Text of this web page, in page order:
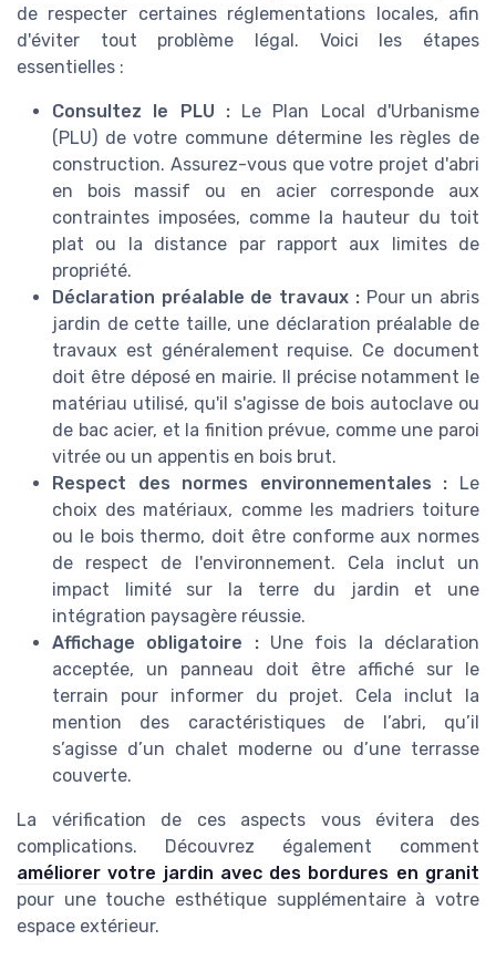
de respecter certaines réglementations locales, afin
d'éviter tout problème légal. Voici les étapes
essentielles :
Consultez le PLU :Le Plan Local d'Urbanisme
(PLU) de votre commune détermine les règles de
construction. Assurez-vous que votre projet d'abri
en bois massif ou en acier corresponde aux
contraintes imposées, comme la hauteur du toit
plat ou la distance par rapport aux limites de
propriété.
Déclaration préalable de travaux :Pour un abris
jardin de cette taille, une déclaration préalable de
travaux est généralement requise. Ce document
doit être déposé en mairie. Il précise notamment le
matériau utilisé, qu'il s'agisse de bois autoclave ou
de bac acier, et la finition prévue, comme une paroi
vitrée ou un appentis en bois brut.
Respect des normes environnementales : Le
choix des matériaux, comme les madriers toiture
ou le bois thermo, doit être conforme aux normes
de respect de l'environnement. Cela inclut un
impact limité sur la terre du jardin et une
intégration paysagère réussie.
Affichage obligatoire :Une fois la déclaration
acceptée, un panneau doit être affiché sur le
terrain pour informer du projet. Cela inclut la
mention des caractéristiques de l’abri, qu’il
s’agisse d’un chalet moderne ou d’une terrasse
couverte.
La vérification de ces aspects vous évitera des
complications. Découvrez également comment
améliorer votre jardin avec des bordures en granit
pour une touche esthétique supplémentaire à votre
espace extérieur.